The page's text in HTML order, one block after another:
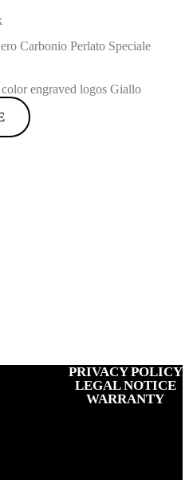
Carbonio Perlato Speciale
engraved logos Giallo
PRIVACY POLICY
LEGAL NOTICE
WARRANTY